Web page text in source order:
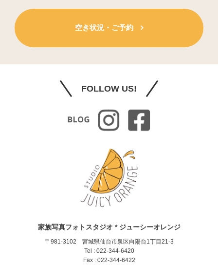
空き状況・ご予約
FOLLOW US!
家族写真フォトスタジオ * ジューシーオレンジ
〒981-3102 宮城県仙台市泉区向陽台1丁目21-3
Tel : 022-344-6420
Fax : 022-344-6422